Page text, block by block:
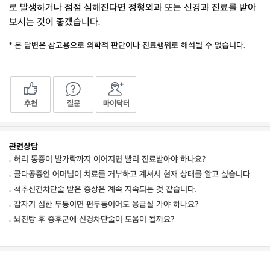
로 발생하거나 점점 심해진다면 정형외과 또는 신경과 진료를 받아
보시는 것이 좋겠습니다.
* 본 답변은 참고용으로 의학적 판단이나 진료행위로 해석될 수 없습니다.
추천 질문 마이닥터
관련상담
허리 통증이 발가락까지 이어지면 빨리 진료받아야 하나요?
골다공증인 어머님이 치료를 거부하고 계셔서 현재 상태를 알고 싶습니다
척추신견차단술 받은 증상은 계속 지속되는 것 같습니다.
갑자기 심한 두통이면 편두통이어도 응급실 가야 하나요?
뇌진탕 후 증후군에 신경차단술이 도움이 될까요?